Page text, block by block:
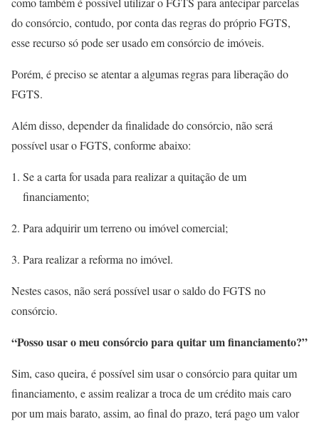
do consórcio, contudo, por conta das regras do próprio FGTS,
esse recurso só pode ser usado em consórcio de imóveis.
Porém, é preciso se atentar a algumas regras para liberação do
FGTS.
Além disso, depender da finalidade do consórcio, não será
possível usar o FGTS, conforme abaixo:
Se a carta for usada para realizar a quitação de um
financiamento;
Para adquirir um terreno ou imóvel comercial;
Para realizar a reforma no imóvel.
Nestes casos, não será possível usar o saldo do FGTS no
consórcio.
“Posso usar o meu consórcio para quitar um financiamento?”
Sim, caso queira, é possível sim usar o consórcio para quitar um
financiamento, e assim realizar a troca de um crédito mais caro
por um mais barato, assim, ao final do prazo, terá pago um valor